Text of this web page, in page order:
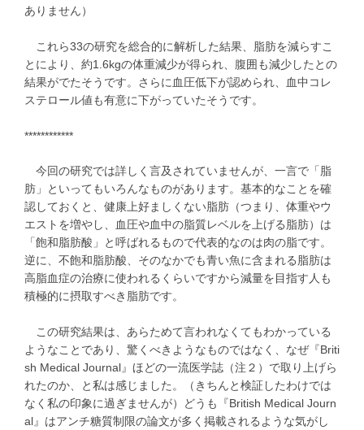
ありません）
これら33の研究を総合的に解析した結果、脂肪を減らすこ
とにより、約1.6kgの体重減少が得られ、腹囲も減少したとの
結果がでたそうです。さらに血圧低下が認められ、血中コレ
ステロール値も有意に下がっていたそうです。
************
今回の研究では詳しく言及されていませんが、一言で「脂
肪」といってもいろんなものがあります。基本的なことを確
認しておくと、健康上好ましくない脂肪（つまり、体重やウ
エストを増やし、血圧や血中の脂質レベルを上げる脂肪）は
「飽和脂肪酸」と呼ばれるもので代表的なのは肉の脂です。
逆に、不飽和脂肪酸、そのなかでも青い魚に含まれる脂肪は
高脂血症の治療に使われるくらいですから減量を目指す人も
積極的に摂取すべき脂肪です。
この研究結果は、あらためて言われなくてもわかっている
ようなことであり、驚くべきようなものではなく、なぜ『Briti
sh Medical Journal』ほどの一流医学誌（注２）で取り上げら
れたのか、と私は感じました。（きちんと検証したわけでは
なく私の印象に過ぎませんが）どうも『British Medical Journ
al』はアンチ糖質制限の論文が多く掲載されるような気がし